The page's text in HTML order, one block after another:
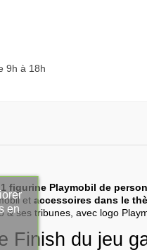
9h à 18h
figurine Playmobil de
et accessoires dans le
ses tribunes, avec logo
Finish du jeu
en